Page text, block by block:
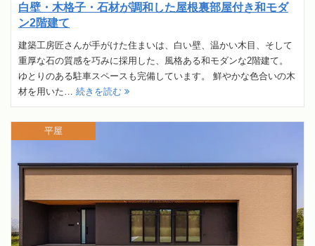
白壁・木格子・石材が調和した屋根裏部屋付き和モダ
ン2階建て
建築工房匠さんが手がけた住まいは、白い壁、温かい木目、そして
重厚な石の質感を巧みに採用した、風格ある和モダンな2階建て。
ゆとりのある駐車スペースも完備しています。 鮮やかな色合いの木
材を用いた… 続きを読む
平屋